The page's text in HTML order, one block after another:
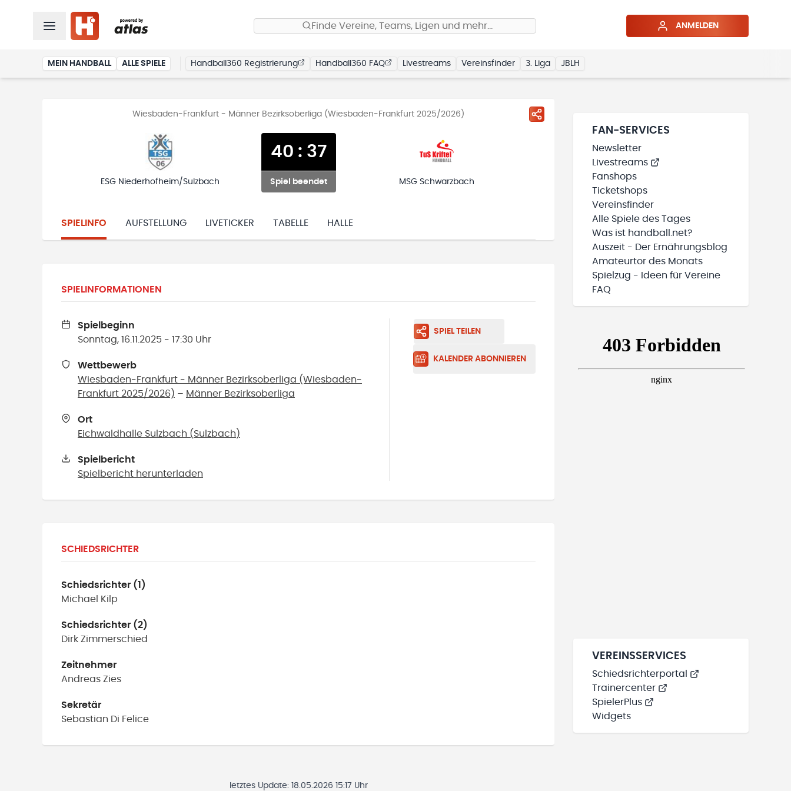
Finde Vereine, Teams, Ligen und mehr… ANMELDEN
MEIN HANDBALL ALLE SPIELE Handball360 Registrierung Handball360 FAQ Livestreams Vereinsfinder 3. Liga JBLH
Wiesbaden-Frankfurt - Männer Bezirksoberliga (Wiesbaden-Frankfurt 2025/2026)
ESG Niederhofheim/Sulzbach
40 : 37
Spiel beendet MSG Schwarzbach
SPIELINFO AUFSTELLUNG LIVETICKER TABELLE HALLE
SPIELINFORMATIONEN
Spielbeginn
Sonntag, 16.11.2025 - 17:30 Uhr
Wettbewerb
Wiesbaden-Frankfurt - Männer Bezirksoberliga (Wiesbaden-
Frankfurt 2025/2026) – Männer Bezirksoberliga
Ort
Eichwaldhalle Sulzbach ( Sulzbach )
Spielbericht
Spielbericht herunterladen
SPIEL TEILEN
KALENDER ABONNIEREN
SCHIEDSRICHTER
Schiedsrichter (1)
Michael
Kilp
Schiedsrichter (2)
Dirk Zimmerschied
Zeitnehmer
Andreas Zies
Sekretär
Sebastian Di Felice
letztes Update: 18.05.2026 15:17 Uhr
FAN-SERVICES
Newsletter
Livestreams
Fanshops
Ticketshops
Vereinsfinder
Alle Spiele des Tages
Was ist handball.net?
Auszeit - Der Ernährungsblog
Amateurtor des Monats
Spielzug - Ideen für Vereine
FAQ
VEREINSSERVICES
Schiedsrichterportal
Trainercenter
SpielerPlus
Widgets